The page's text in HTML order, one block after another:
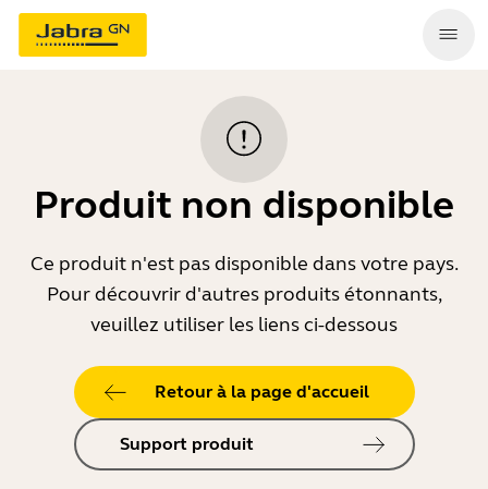
Produit non disponible
Ce produit n'est pas disponible dans votre pays.
Pour découvrir d'autres produits étonnants,
veuillez utiliser les liens ci-dessous
Retour à la page d'accueil
Support produit